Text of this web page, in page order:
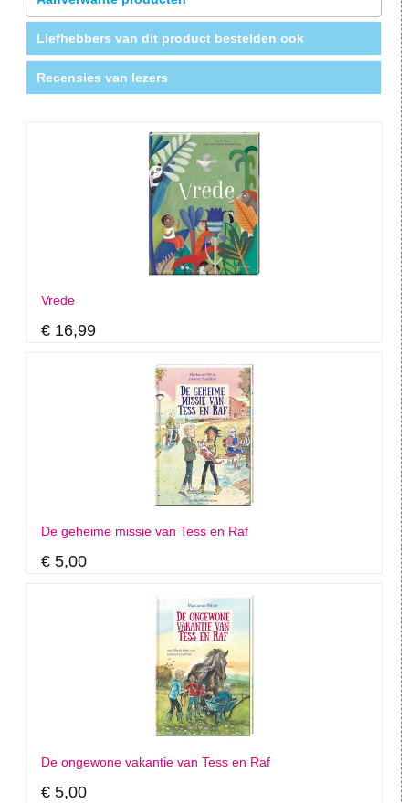
Liefhebbers van dit product bestelden ook
Recensies van lezers
Vrede
€ 16,99
De geheime missie van Tess en Raf
€ 5,00
De ongewone vakantie van Tess en Raf
€ 5,00